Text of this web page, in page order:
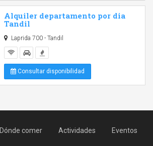
Alquiler departamento por dia
Tandil
Laprida 700 - Tandil
Consultar disponibilidad
Dónde comer Actividades Eventos